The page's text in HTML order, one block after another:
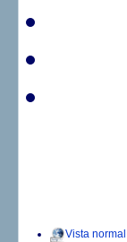
Vista normal